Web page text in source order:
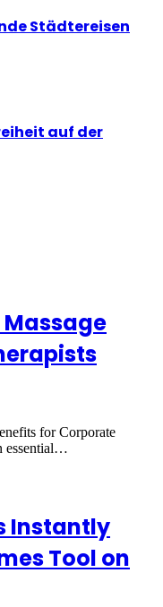
Städtereisen
auf der
Massage
for Corporate
essential…
Instantly
Tool on